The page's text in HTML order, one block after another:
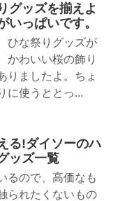
グッズを揃えよ
いっぱいです。
ひな祭りグッズが
かわいい桜の飾り
りましたよ。ちょ
に使うととっ...
る!ダイソーのハ
ッズ一覧
るので、高価なも
られたくないもの